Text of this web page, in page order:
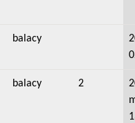
balacy
balacy 2